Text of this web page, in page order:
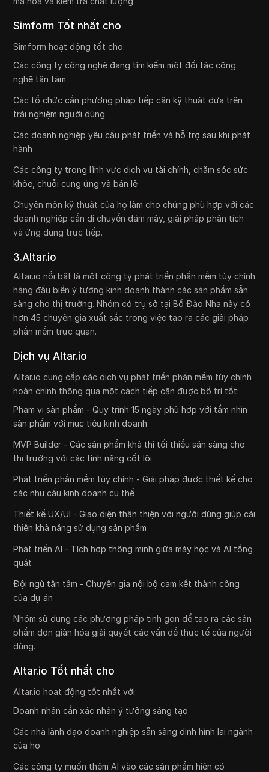
Simform Tốt nhất cho
Simform hoạt động tốt cho:
Các công ty công nghệ đang tìm kiếm một đối tác công
nghệ tận tâm
Các tổ chức cần phương pháp tiếp cận kỹ thuật dựa trên
trải nghiệm người dùng
Các doanh nghiệp yêu cầu phát triển và hỗ trợ sau khi phát
hành
Các công ty trong lĩnh vực dịch vụ tài chính, chăm sóc sức
khỏe, chuỗi cung ứng và bán lẻ
Chuyên môn kỹ thuật của họ làm cho chúng phù hợp với các
doanh nghiệp cần di chuyển đám mây, giải pháp phân tích
và ứng dụng trực tiếp.
3.Altar.io
Altar.io nổi bật là một công ty phát triển phần mềm tùy chỉnh
hàng đầu biến ý tưởng kinh doanh thành các sản phẩm sẵn
sàng cho thị trường. Nhóm có trụ sở tại Bồ Đào Nha này có
hơn 45 chuyên gia xuất sắc trong việc tạo ra các giải pháp
phần mềm trực quan.
Dịch vụ Altar.io
Altar.io cung cấp các dịch vụ phát triển phần mềm tùy chỉnh
hoàn chỉnh thông qua một cách tiếp cận được bố trí tốt:
Phạm vi sản phẩm - Quy trình 15 ngày phù hợp với tầm nhìn
sản phẩm với mục tiêu kinh doanh
MVP Builder - Các sản phẩm khả thi tối thiểu sẵn sàng cho
thị trường với các tính năng cốt lõi
Phát triển phần mềm tùy chỉnh - Giải pháp được thiết kế cho
các nhu cầu kinh doanh cụ thể
Thiết kế UX/UI - Giao diện thân thiện với người dùng giúp cải
thiện khả năng sử dụng sản phẩm
Phát triển AI - Tích hợp thông minh giữa máy học và AI tổng
quát
Đội ngũ tận tâm - Chuyên gia nội bộ cam kết thành công
của dự án
Nhóm sử dụng các phương pháp tinh gọn để tạo ra các sản
phẩm đơn giản hóa giải quyết các vấn đề thực tế của người
dùng.
Altar.io Tốt nhất cho
Altar.io hoạt động tốt nhất với:
Doanh nhân cần xác nhận ý tưởng sáng tạo
Các nhà lãnh đạo doanh nghiệp sẵn sàng định hình lại ngành
của họ
Các công ty muốn thêm AI vào các sản phẩm hiện có